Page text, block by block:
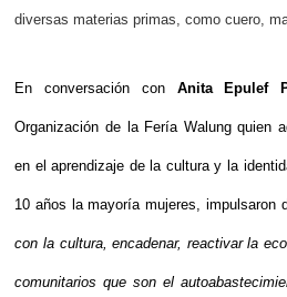
diversas materias primas, como cuero,
En conversación con Anita Epulef
Organización de la Fería Walung quien
en el aprendizaje de la cultura y la
10 años la mayoría mujeres, impulsaron
con la cultura, encadenar, reactivar la
comunitarios que son el